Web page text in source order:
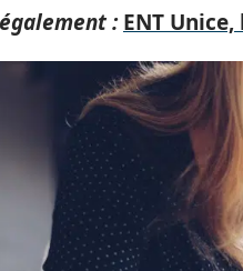
: ENT